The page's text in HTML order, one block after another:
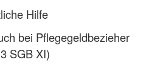
Hilfe
bei Pflegegeldbezieher
SGB XI)